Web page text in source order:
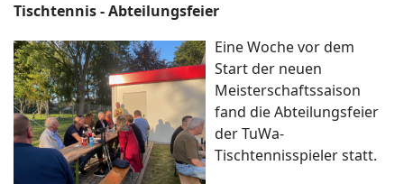
Tischtennis - Abteilungsfeier
Eine Woche vor dem
Start der neuen
Meisterschaftssaison
fand die Abteilungsfeier
der TuWa-
Tischtennisspieler statt.